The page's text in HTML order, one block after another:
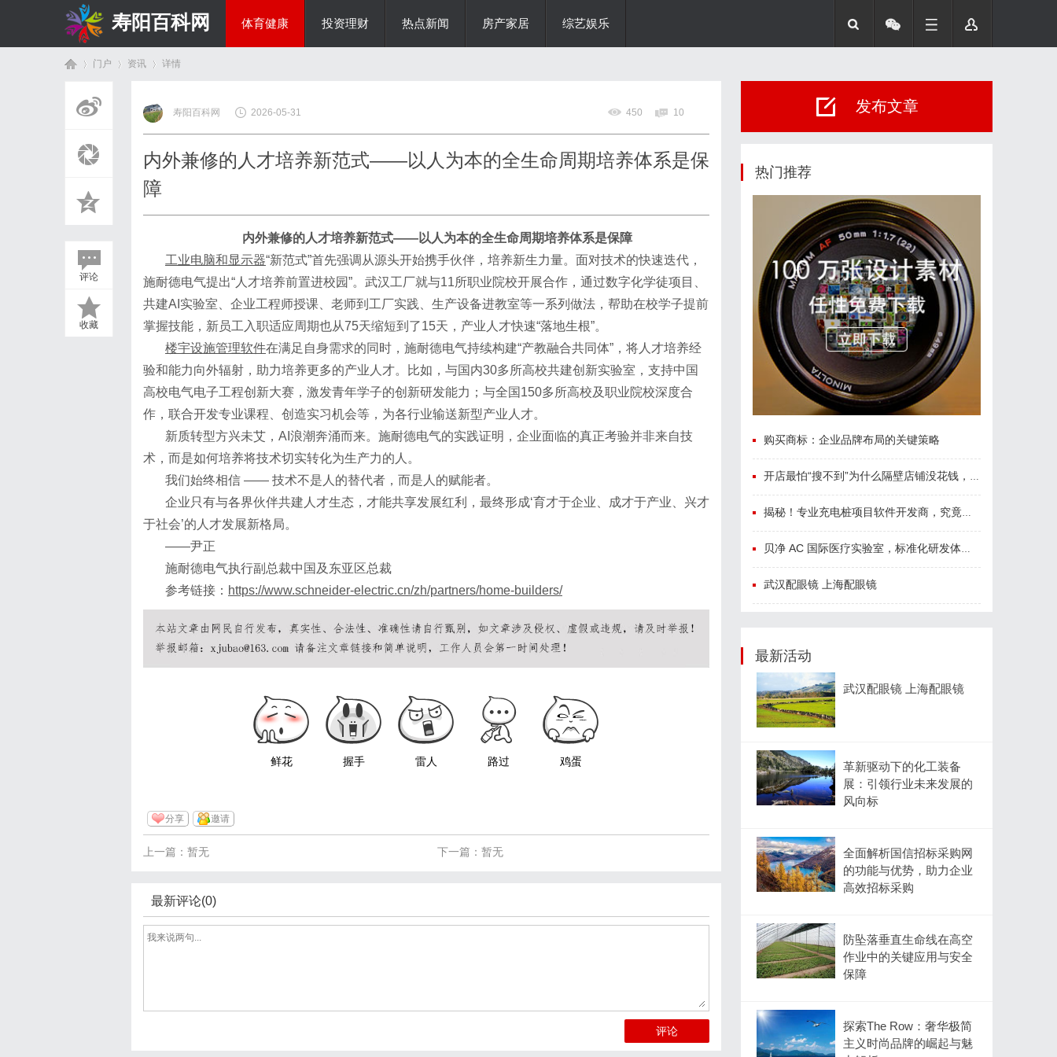
寿阳百科网 体育健康 投资理财 热点新闻 房产家居 综艺娱乐
门户 资讯
›
详情
评论
收藏
寿阳百科网 2026-05-31 450 10
内外兼修的人才培养新范式——以人为本的全生命周期培养体系是保
障
内外兼修的人才培养新范式——以人为本的全生命周期培养体系是保障
工业电脑和显示器“新范式”首先强调从源头开始携手伙伴，培养新生力量。面对技术的快速迭代，
施耐德电气提出“人才培养前置进校园”。武汉工厂就与11所职业院校开展合作，通过数字化学徒项目、
共建AI实验室、企业工程师授课、老师到工厂实践、生产设备进教室等一系列做法，帮助在校学子提前
掌握技能，新员工入职适应周期也从75天缩短到了15天，产业人才快速“落地生根”。
楼宇设施管理软件在满足自身需求的同时，施耐德电气持续构建“产教融合共同体”，将人才培养经
验和能力向外辐射，助力培养更多的产业人才。比如，与国内30多所高校共建创新实验室，支持中国
高校电气电子工程创新大赛，激发青年学子的创新研发能力；与全国150多所高校及职业院校深度合
作，联合开发专业课程、创造实习机会等，为各行业输送新型产业人才。
新质转型方兴未艾， AI浪潮奔涌而来。施耐德电气的实践证明，企业面临的真正考验并非来自技
术，而是如何培养将技术切实转化为生产力的人。
我们始终相信 —— 技术不是人的替代者，而是人的赋能者。
企业只有与各界伙伴共建人才生态，才能共享发展红利，最终形成‘育才于企业、成才于产业、兴才
于社会’的人才发展新格局。
——尹正
施耐德电气执行副总裁中国及东亚区总裁
参考链接： https://www.schneider-electric.cn/zh/partners/home-builders/
鲜花 握手 雷人 路过 鸡蛋
分享 邀请
下一篇：暂无
上一篇：暂无
最新评论(0)
评论
发布文章
热门推荐
购买商标：企业品牌布局的关键策略
开店最怕“搜不到”为什么隔壁店铺没花钱，ai却天天给他免费派单？
揭秘！专业充电桩项目软件开发商，究竟藏着哪些行业秘诀？
贝净 AC 国际医疗实验室，标准化研发体系全解析
武汉配眼镜 上海配眼镜
最新活动
武汉配眼镜 上海配眼镜
革新驱动下的化工装备
展：引领行业未来发展的
风向标
全面解析国信招标采购网
的功能与优势，助力企业
高效招标采购
防坠落垂直生命线在高空
作业中的关键应用与安全
保障
探索The Row：奢华极简
主义时尚品牌的崛起与魅